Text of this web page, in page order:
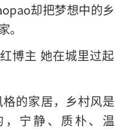
却把梦想中的乡
的家居，乡村风是
宁静、质朴、温